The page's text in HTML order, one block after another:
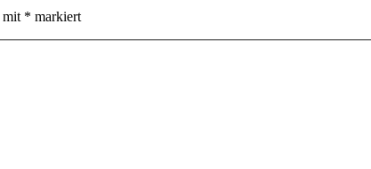
mit * markiert